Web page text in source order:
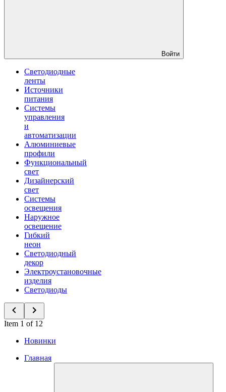
Войти
Светодиодные
ленты
Источники
питания
Системы
управления
и
автоматизации
Алюминиевые
профили
Функциональный
свет
Дизайнерский
свет
Системы
освещения
Наружное
освещение
Гибкий
неон
Светодиодный
декор
Электроустановочные
изделия
Светодиоды
Item 1 of 12
Новинки
Главная